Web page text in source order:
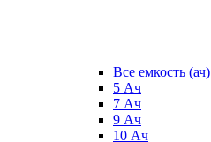
Все емкость (ач)
5 Ач
7 Ач
9 Ач
10 Ач